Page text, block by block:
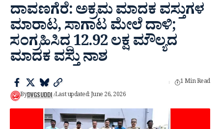
ದಾವಣಗೆರೆ: ಅಕ್ರಮ ಮಾದಕ ವಸ್ತುಗಳ
ಮಾರಾಟ, ಸಾಗಾಟ ಮೇಲೆ ದಾಳಿ;
ಸಂಗ್ರಹಿಸಿದ್ದ 12.92 ಲಕ್ಷ ಮೌಲ್ಯದ
ಮಾದಕ ವಸ್ತು ನಾಶ
ByDVGSUDDI Last updated: June 26, 2026
1 Min Read